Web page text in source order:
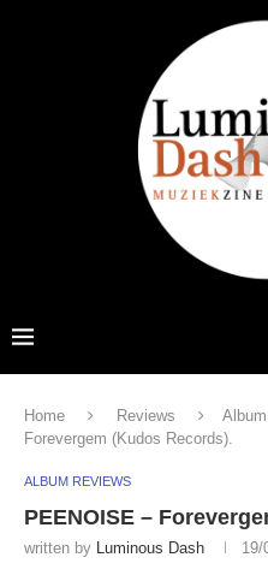
Home Reviews
Forevergem (Kudos Records).
ALBUM REVIEWS
PEENOISE –
written by Luminous Dash 19/